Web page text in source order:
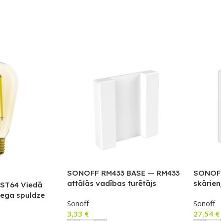
Viedā
spuldze
SONOFF RM433 BASE — RM433
attālās vadības turētājs
Sonoff
3,33 €
Sonoff
27,54 €